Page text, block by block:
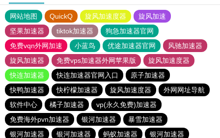
网站地图 QuickQ 旋风加速度器
旋风加速
坚果加速器
tiktok加速器
狗急加速器官网
免费vqn外网加速
小蓝鸟 优途加速器官网
风驰加速器
旋风加速器
免费vps加速器外网苹果版
旋风加速度器
快连加速器
快连加速器官网入口
原子加速器
快鸭加速器
快柠檬加速器 旋风加速度器
外网网址导航
软件中心
橘子加速器
vp(永久免费)加速器
免费海外pvn加速器
银河加速器
暴雪加速器
银河加速器
银河加速器 蚂蚁加速器 银河加速器